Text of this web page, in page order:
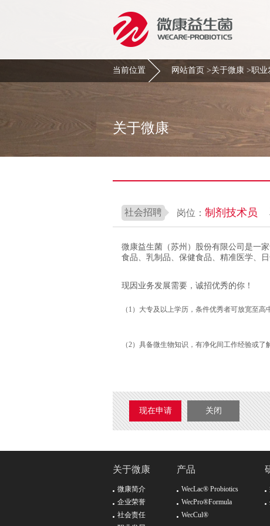
当前位置 网站首页 >关于微康 >职业
关于微康
社会招聘 岗位： 制剂技术员
微康益生菌（苏州）股份有限公司是一
食品、乳制品、保健食品、精准医学、
现因业务发展需要，诚招优秀的你！
（1）大专及以上学历，条件优秀者可放宽至高
（2）具备微生物知识，有净化间工作经验或
现在申请 关闭
关于微康
微康简介
企业荣誉
社会责任
产品
WecLac® Probiotics
WecPro®Formula
WecCul®